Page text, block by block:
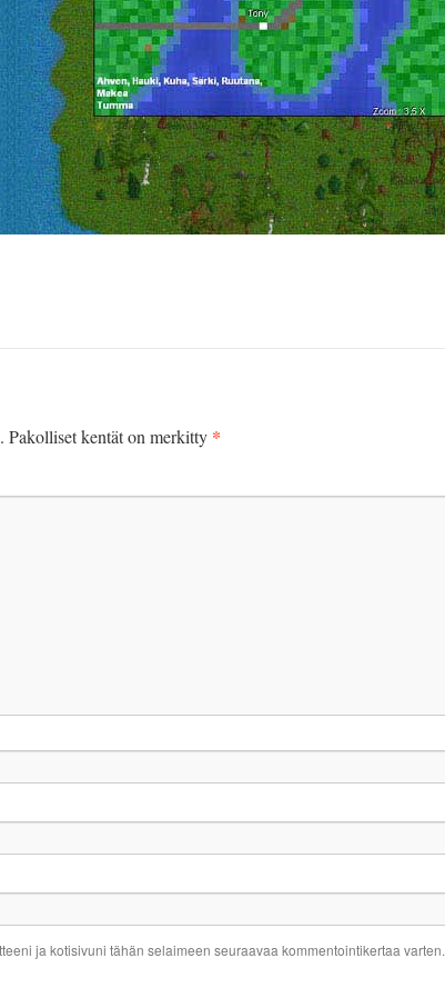
Pakolliset kentät on merkitty *
ja kotisivuni tähän selaimeen seuraavaa kommentointikertaa varten.